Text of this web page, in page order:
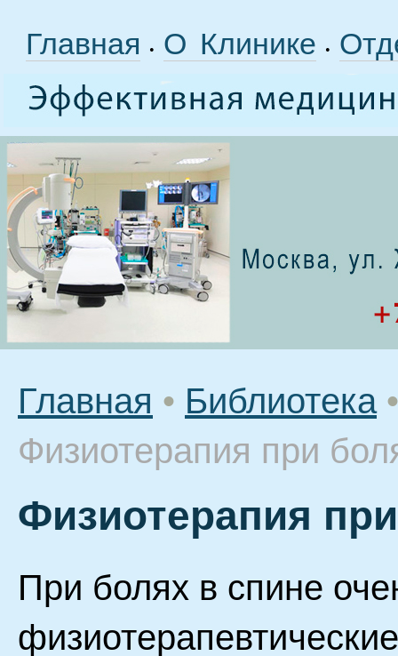
Главная • О Клинике •
Главная • Библиотека •
Физиотерапия при
Физиотерапия
При болях в спине